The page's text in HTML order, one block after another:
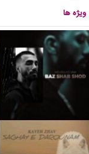
ویژه ها